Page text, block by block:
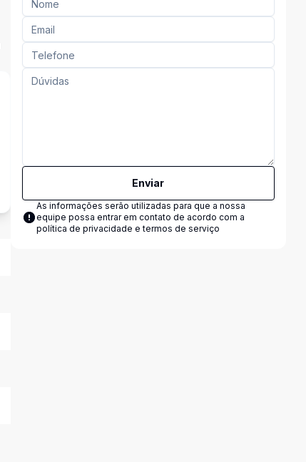
Enviar
As informações serão utilizadas para que a nossa
equipe possa entrar em contato de acordo com a
política de privacidade e termos de serviço